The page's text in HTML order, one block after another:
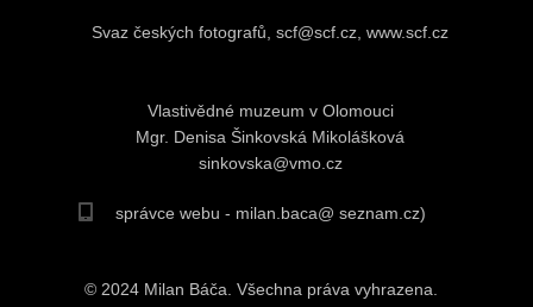
Svaz českých fotografů, scf@scf.cz, www.scf.cz
Vlastivědné muzeum v Olomouci
Mgr. Denisa Šinkovská Mikolášková
sinkovska@vmo.cz
správce webu - milan.baca@ seznam.cz)
© 2024 Milan Báča. Všechna práva vyhrazena.